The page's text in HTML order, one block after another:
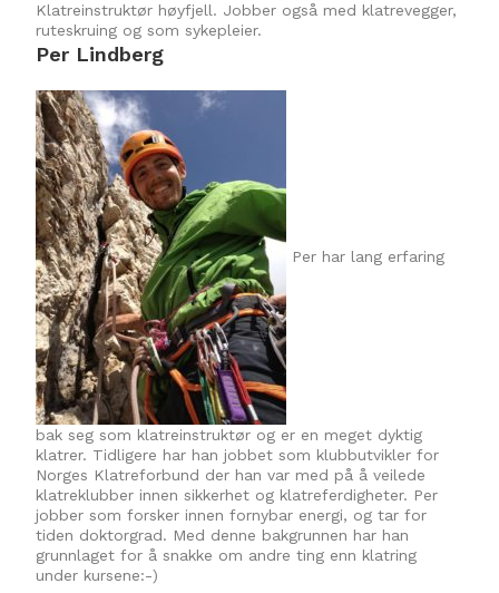
Klatreinstruktør høyfjell. Jobber også med klatrevegger,
ruteskruing og som sykepleier.
Per Lindberg
Per har lang erfaring
bak seg som klatreinstruktør og er en meget dyktig
klatrer. Tidligere har han jobbet som klubbutvikler for
Norges Klatreforbund der han var med på å veilede
klatreklubber innen sikkerhet og klatreferdigheter. Per
jobber som forsker innen fornybar energi, og tar for
tiden doktorgrad. Med denne bakgrunnen har han
grunnlaget for å snakke om andre ting enn klatring
under kursene:-)